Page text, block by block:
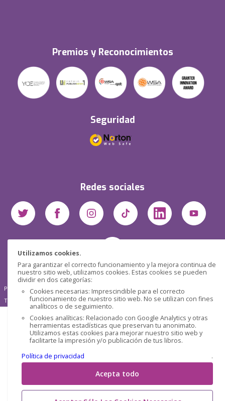
Utilizamos cookies.
Para garantizar el correcto funcionamiento y la mejora continua de
nuestro sitio web, utilizamos cookies. Estas cookies se pueden
dividir en dos categorías:
Cookies necesarias: Imprescindible para el correcto
funcionamiento de nuestro sitio web. No se utilizan con fines
analíticos o de seguimiento.
Cookies analíticas: Relacionado con Google Analytics y otras
herramientas estadísticas que preservan tu anonimato.
Utilizamos estas cookies para mejorar nuestro sitio web y
facilitarte la impresión y/o publicación de tus libros.
Política de privacidad
.
Acepta todo
Premios y Reconocimientos
Seguridad
Redes sociales
Pensática Lda., Número de Identificação Fiscal 517215560
Travessa de São Pedro, n° 8 - Lisboa - Portugal 1200-432